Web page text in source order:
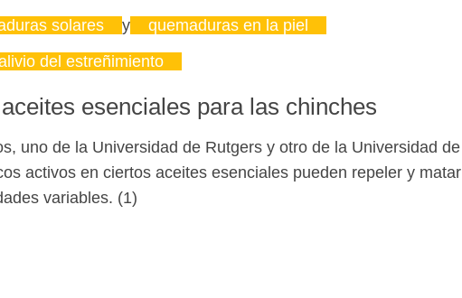
solares y
quemaduras en la piel
del estreñimiento
esenciales para las chinches
uno de la Universidad de Rutgers y otro de la Universidad de
activos en ciertos aceites esenciales pueden repeler y matar
variables. (1)